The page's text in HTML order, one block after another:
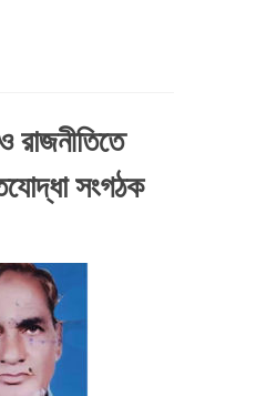
রাজনীতিতে
সংগঠক